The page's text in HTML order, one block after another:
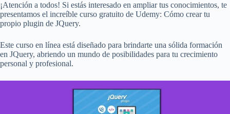
¡Atención a todos! Si estás interesado en ampliar tus conocimientos, te
presentamos el increíble curso gratuito de Udemy: Cómo crear tu
propio plugin de JQuery.
Este curso en línea está diseñado para brindarte una sólida formación
en JQuery, abriendo un mundo de posibilidades para tu crecimiento
personal y profesional.